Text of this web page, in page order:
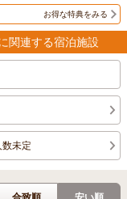
お得な特典をみる
関連する宿泊施設
未定